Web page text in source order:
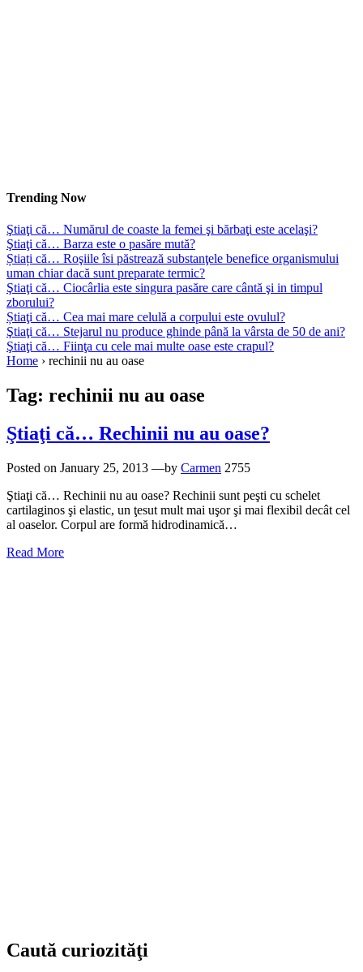
Trending Now
Ştiaţi că… Numărul de coaste la femei şi bărbaţi este acelaşi?
Ştiaţi că… Barza este o pasăre mută?
Știați că… Roşiile îsi păstrează substanţele benefice organismului
uman chiar dacă sunt preparate termic?
Ştiaţi că… Ciocârlia este singura pasăre care cântă şi in timpul
zborului?
Știaţi că… Cea mai mare celulă a corpului este ovulul?
Ştiaţi că… Stejarul nu produce ghinde până la vârsta de 50 de ani?
Ştiaţi că… Fiinţa cu cele mai multe oase este crapul?
Home › rechinii nu au oase
Tag: rechinii nu au oase
Ştiaţi că… Rechinii nu au oase?
Posted on January 25, 2013 —by Carmen 2755
Ştiaţi că… Rechinii nu au oase? Rechinii sunt peşti cu schelet
cartilaginos şi elastic, un ţesut mult mai uşor şi mai flexibil decât cel
al oaselor. Corpul are formă hidrodinamică…
Read More
Caută curiozităţi